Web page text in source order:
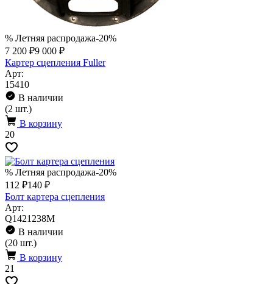
% Летняя распродажа-20%
7 200 ₽9 000 ₽
Картер сцепления Fuller
Арт:
15410
В наличии
(2 шт.)
В корзину
20
% Летняя распродажа-20%
112 ₽140 ₽
Болт картера сцепления
Арт:
Q1421238M
В наличии
(20 шт.)
В корзину
21